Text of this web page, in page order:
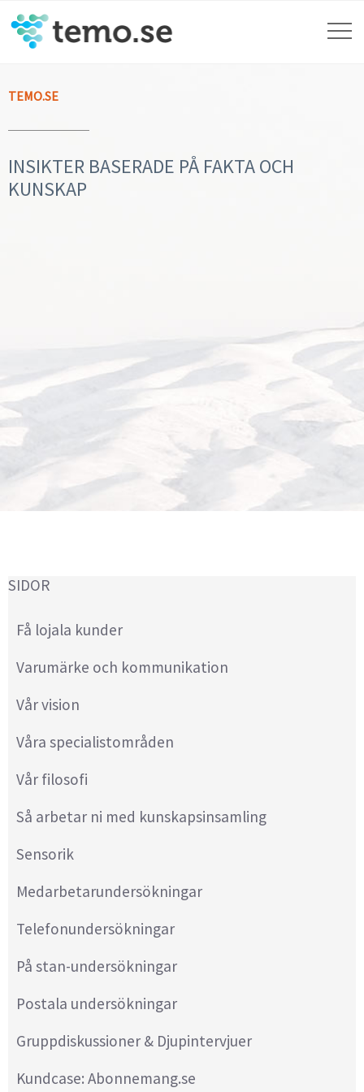
TEMO.SE
INSIKTER BASERADE PÅ FAKTA OCH
KUNSKAP
SIDOR
Få lojala kunder
Varumärke och kommunikation
Vår vision
Våra specialistområden
Vår filosofi
Så arbetar ni med kunskapsinsamling
Sensorik
Medarbetarundersökningar
Telefonundersökningar
På stan-undersökningar
Postala undersökningar
Gruppdiskussioner & Djupintervjuer
Kundcase: Abonnemang.se